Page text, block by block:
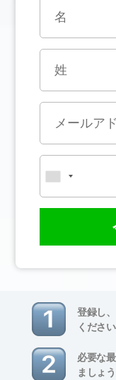
登録し
ください
必要な
ましょう